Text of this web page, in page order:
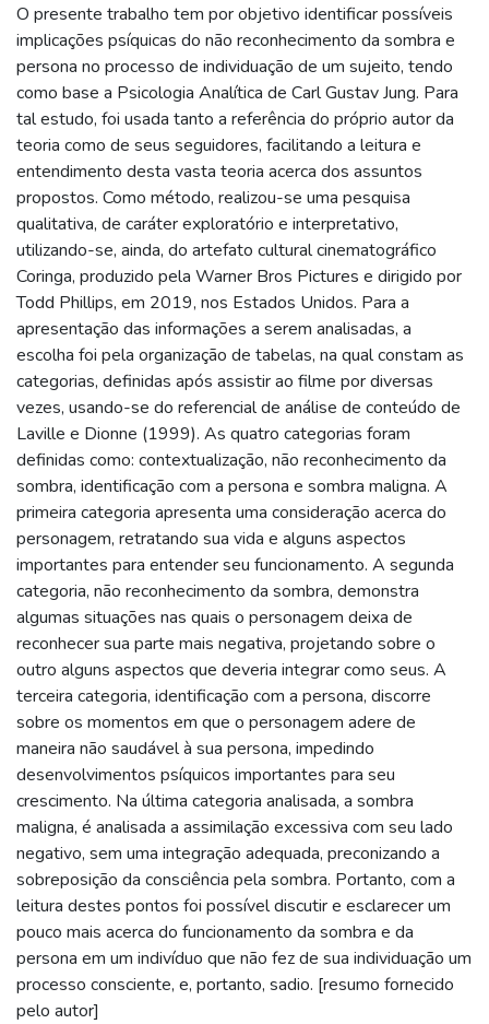
O presente trabalho tem por objetivo identificar possíveis
implicações psíquicas do não reconhecimento da sombra e
persona no processo de individuação de um sujeito, tendo
como base a Psicologia Analítica de Carl Gustav Jung. Para
tal estudo, foi usada tanto a referência do próprio autor da
teoria como de seus seguidores, facilitando a leitura e
entendimento desta vasta teoria acerca dos assuntos
propostos. Como método, realizou-se uma pesquisa
qualitativa, de caráter exploratório e interpretativo,
utilizando-se, ainda, do artefato cultural cinematográfico
Coringa, produzido pela Warner Bros Pictures e dirigido por
Todd Phillips, em 2019, nos Estados Unidos. Para a
apresentação das informações a serem analisadas, a
escolha foi pela organização de tabelas, na qual constam as
categorias, definidas após assistir ao filme por diversas
vezes, usando-se do referencial de análise de conteúdo de
Laville e Dionne (1999). As quatro categorias foram
definidas como: contextualização, não reconhecimento da
sombra, identificação com a persona e sombra maligna. A
primeira categoria apresenta uma consideração acerca do
personagem, retratando sua vida e alguns aspectos
importantes para entender seu funcionamento. A segunda
categoria, não reconhecimento da sombra, demonstra
algumas situações nas quais o personagem deixa de
reconhecer sua parte mais negativa, projetando sobre o
outro alguns aspectos que deveria integrar como seus. A
terceira categoria, identificação com a persona, discorre
sobre os momentos em que o personagem adere de
maneira não saudável à sua persona, impedindo
desenvolvimentos psíquicos importantes para seu
crescimento. Na última categoria analisada, a sombra
maligna, é analisada a assimilação excessiva com seu lado
negativo, sem uma integração adequada, preconizando a
sobreposição da consciência pela sombra. Portanto, com a
leitura destes pontos foi possível discutir e esclarecer um
pouco mais acerca do funcionamento da sombra e da
persona em um indivíduo que não fez de sua individuação um
processo consciente, e, portanto, sadio. [resumo fornecido
pelo autor]